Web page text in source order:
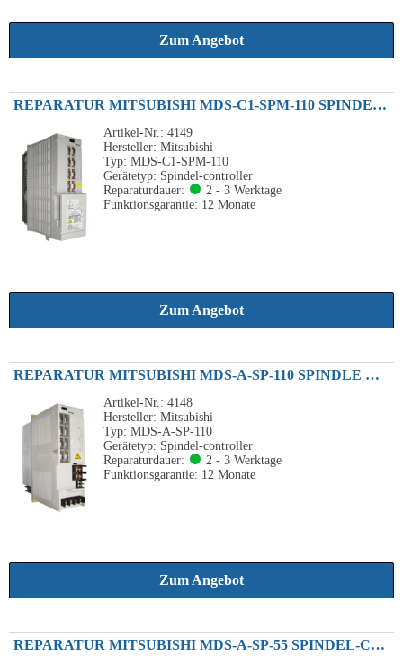
Zum Angebot
REPARATUR MITSUBISHI MDS-C1-SPM-110 SPINDEL DRIVE UNIT 11KW 37A
Artikel-Nr.: 4149
Hersteller: Mitsubishi
Typ: MDS-C1-SPM-110
Gerätetyp: Spindel-controller
Reparaturdauer:
2 - 3 Werktage
Funktionsgarantie: 12 Monate
Zum Angebot
REPARATUR MITSUBISHI MDS-A-SP-110 SPINDLE DRIVE UNIT 11KW
Artikel-Nr.: 4148
Hersteller: Mitsubishi
Typ: MDS-A-SP-110
Gerätetyp: Spindel-controller
Reparaturdauer:
2 - 3 Werktage
Funktionsgarantie: 12 Monate
Zum Angebot
REPARATUR MITSUBISHI MDS-A-SP-55 SPINDEL-CONTROLLER 5.5KW